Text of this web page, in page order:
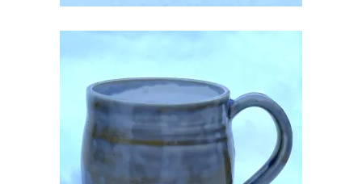
KRUUS KERAAMILINE KÄSITÖÖ
€20.00